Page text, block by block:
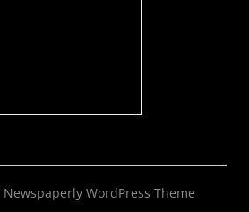
Newspaperly WordPress Theme